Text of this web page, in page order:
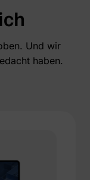
Und wir
haben.